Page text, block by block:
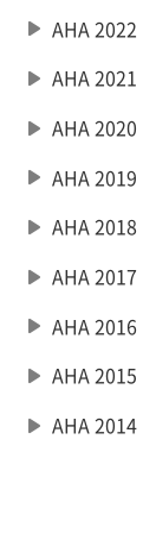
play_arrow AHA 2022
play_arrow AHA 2021
play_arrow AHA 2020
play_arrow AHA 2019
play_arrow AHA 2018
play_arrow AHA 2017
play_arrow AHA 2016
play_arrow AHA 2015
play_arrow AHA 2014